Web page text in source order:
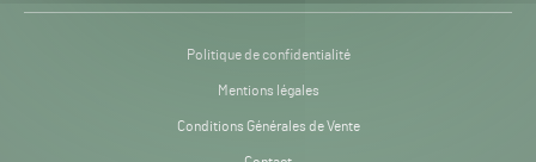
Politique de confidentialité
Mentions légales
Conditions Générales de Vente